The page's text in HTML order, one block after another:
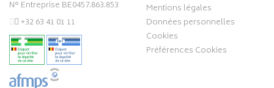
N° Entreprise BE0457.863.853
‭+32 63 41 01 11‬
Mentions légales
Données personnelles
Cookies
Préférences Cookies